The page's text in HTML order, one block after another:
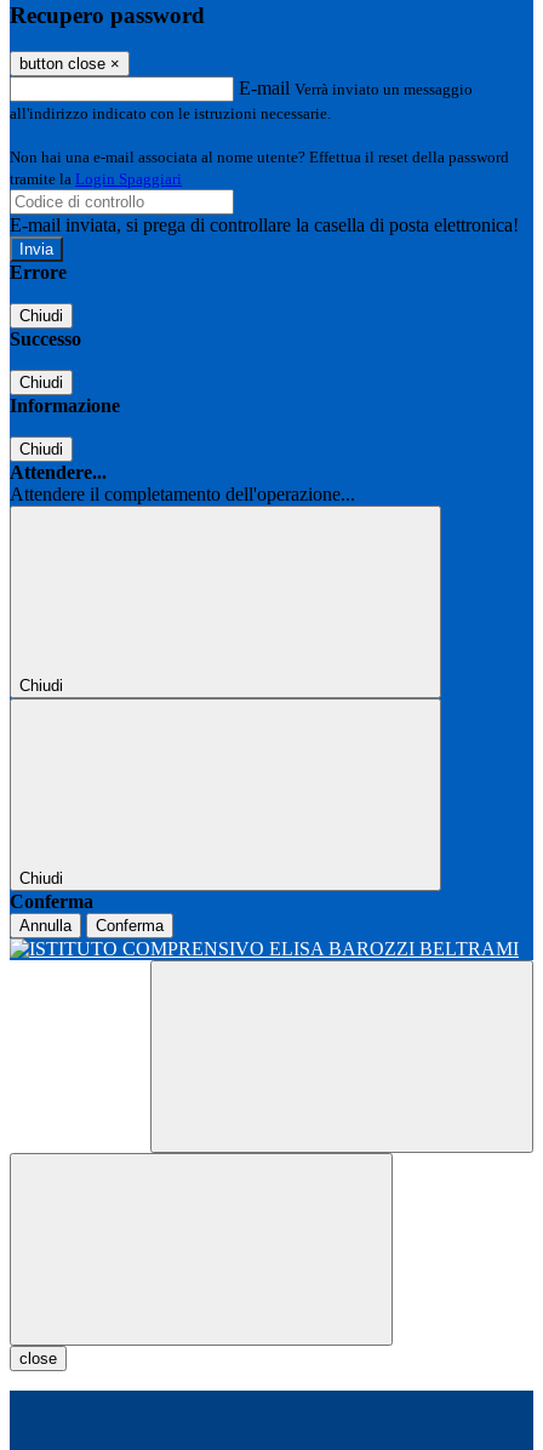
Recupero password
button close ×
E-mail Verrà inviato un messaggio
all'indirizzo indicato con le istruzioni necessarie.
Non hai una e-mail associata al nome utente? Effettua il reset della password
tramite la Login Spaggiari
E-mail inviata, si prega di controllare la casella di posta elettronica!
Errore
Chiudi
Successo
Chiudi
Informazione
Chiudi
Attendere...
Attendere il completamento dell'operazione...
Chiudi
Chiudi
Conferma
Annulla Conferma
close